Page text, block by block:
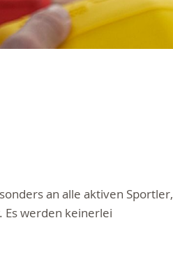
an alle aktiven Sportler,
Es werden keinerlei